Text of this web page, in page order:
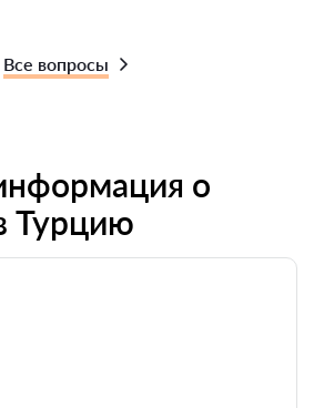
Все вопросы
о
Турцию